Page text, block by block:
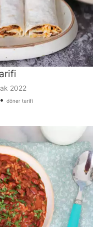
2022
• döner tarifi